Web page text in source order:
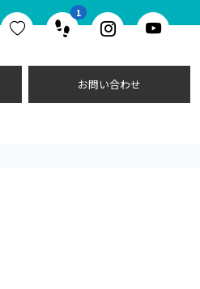
1
お問い合わせ